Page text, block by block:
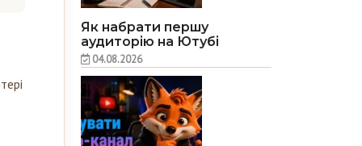
Як набрати першу
аудиторію на Ютубі
04.08.2026